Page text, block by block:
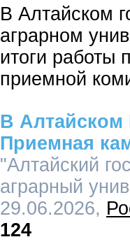
В Алтайском
аграрном
итоги работы
приемной
В Алтайском
Приемная
"Алтайский
аграрный
29.06.2026,
124